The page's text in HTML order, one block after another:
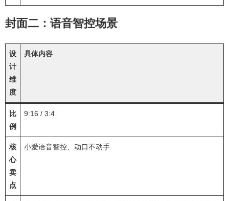
封面二：语音智控场景
设
计
维
度
具体内容
比
例
9:16 / 3:4
核
心
卖
点
小爱语音智控、动口不动手